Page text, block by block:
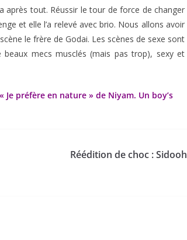
après tout. Réussir le tour de force de changer
et elle l’a relevé avec brio. Nous allons avoir
le frère de Godai. Les scènes de sexe sont
mecs musclés (mais pas trop), sexy et
préfère en nature » de Niyam. Un boy’s
Réédition de choc : Sidooh